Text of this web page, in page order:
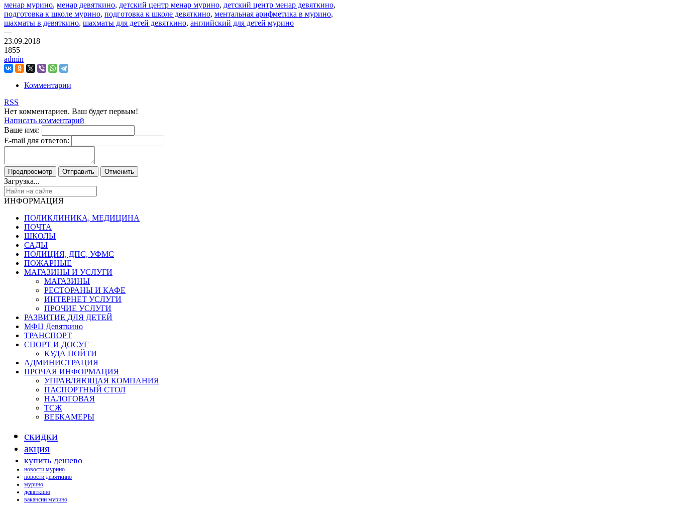
менар мурино, менар девяткино, детский центр менар мурино, детский центр менар девяткино,
подготовка к школе мурино, подготовка к школе девяткино, ментальная арифметика в мурино,
шахматы в девяткино, шахматы для детей девяткино, английский для детей мурино
—
23.09.2018
1855
admin
Комментарии
RSS
Нет комментариев. Ваш будет первым!
Написать комментарий
Ваше имя:
E-mail для ответов:
Загрузка...
ИНФОРМАЦИЯ
ПОЛИКЛИНИКА, МЕДИЦИНА
ПОЧТА
ШКОЛЫ
САДЫ
ПОЛИЦИЯ, ДПС, УФМС
ПОЖАРНЫЕ
МАГАЗИНЫ И УСЛУГИ
МАГАЗИНЫ
РЕСТОРАНЫ И КАФЕ
ИНТЕРНЕТ УСЛУГИ
ПРОЧИЕ УСЛУГИ
РАЗВИТИЕ ДЛЯ ДЕТЕЙ
МФЦ Девяткино
ТРАНСПОРТ
СПОРТ И ДОСУГ
КУДА ПОЙТИ
АДМИНИСТРАЦИЯ
ПРОЧАЯ ИНФОРМАЦИЯ
УПРАВЛЯЮЩАЯ КОМПАНИЯ
ПАСПОРТНЫЙ СТОЛ
НАЛОГОВАЯ
ТСЖ
ВЕБКАМЕРЫ
скидки
акция
купить дешево
новости мурино
новости девяткино
мурино
девяткино
вакансии мурино